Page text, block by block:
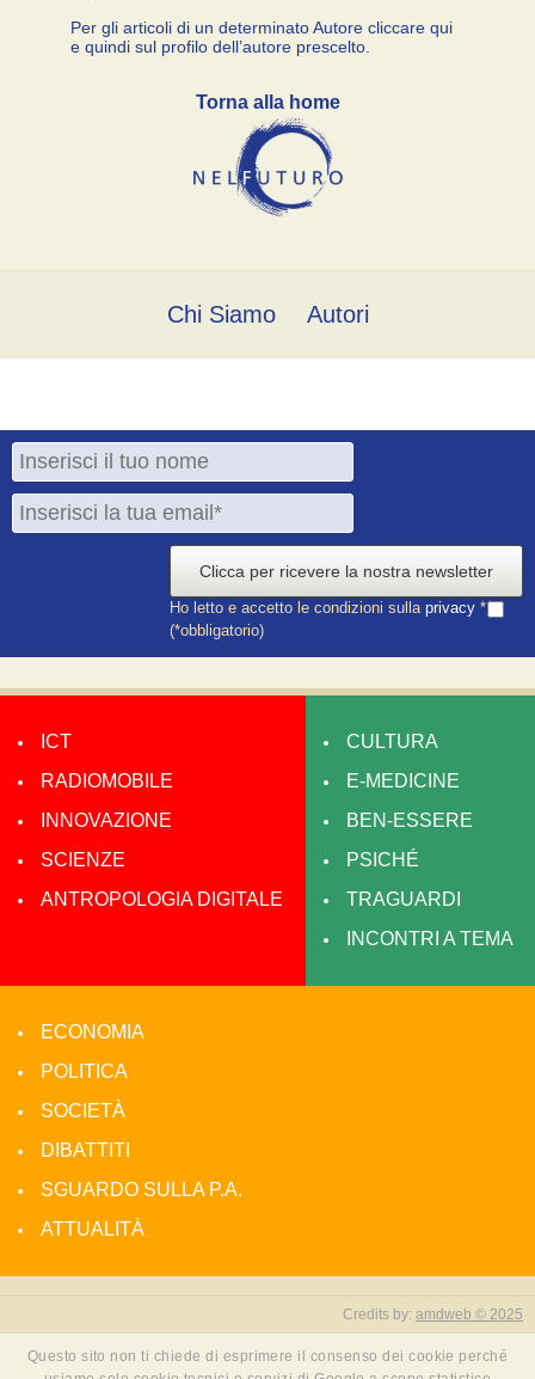
Per gli articoli di un determinato Autore cliccare qui
e quindi sul profilo dell’autore prescelto.
Torna alla home
Chi Siamo Autori
Clicca per ricevere la nostra newsletter
Ho letto e accetto le condizioni sulla privacy *
(*obbligatorio)
ICT
RADIOMOBILE
INNOVAZIONE
SCIENZE
ANTROPOLOGIA DIGITALE
CULTURA
E-MEDICINE
BEN-ESSERE
PSICHÉ
TRAGUARDI
INCONTRI A TEMA
ECONOMIA
POLITICA
SOCIETÀ
DIBATTITI
SGUARDO SULLA P.A.
ATTUALITÀ
Credits by: amdweb © 2025
Questo sito non ti chiede di esprimere il consenso dei cookie perché